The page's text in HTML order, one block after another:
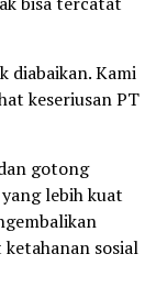
diabaikan. Kami
keseriusan PT
gotong
lebih kuat
sosial